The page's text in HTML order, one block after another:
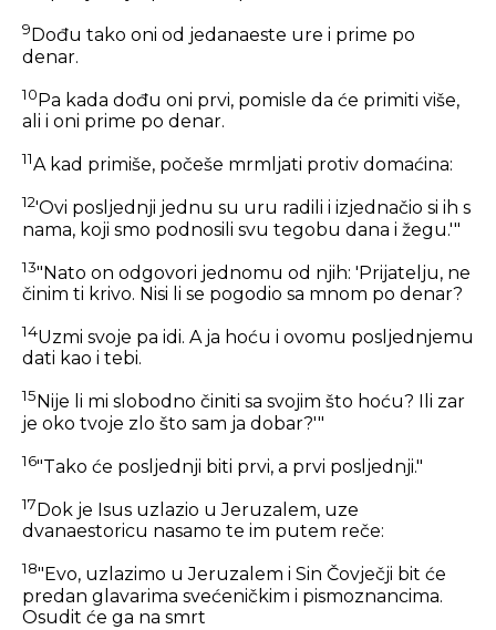
9 Dođu tako oni od jedanaeste ure i prime po
denar.
10Pa kada dođu oni prvi, pomisle da će primiti više,
ali i oni prime po denar.
11A kad primiše, počeše mrmljati protiv domaćina:
12'Ovi posljednji jednu su uru radili i izjednačio si ih s
nama, koji smo podnosili svu tegobu dana i žegu.'"
13"Nato on odgovori jednomu od njih: 'Prijatelju, ne
činim ti krivo. Nisi li se pogodio sa mnom po denar?
14Uzmi svoje pa idi. A ja hoću i ovomu posljednjemu
dati kao i tebi.
15 Nije li mi slobodno činiti sa svojim što hoću? Ili zar
je oko tvoje zlo što sam ja dobar?'"
16"Tako će posljednji biti prvi, a prvi posljednji."
17 Dok je Isus uzlazio u Jeruzalem, uze
dvanaestoricu nasamo te im putem reče:
18"Evo, uzlazimo u Jeruzalem i Sin Čovječji bit će
predan glavarima svećeničkim i pismoznancima.
Osudit će ga na smrt